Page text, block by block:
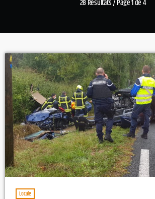
28 Résultats / Page 1 de 4
Locale